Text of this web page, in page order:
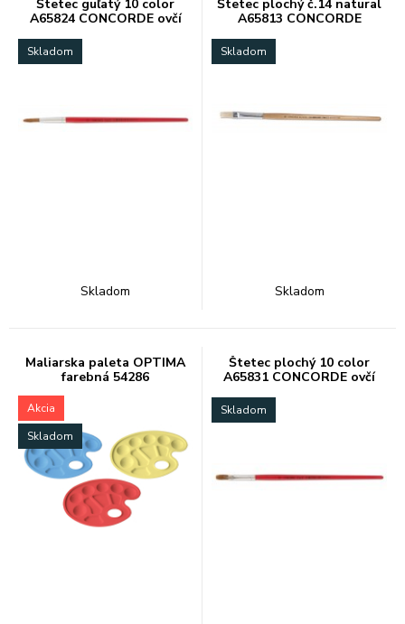
Štetec guľatý 10 color
A65824 CONCORDE ovčí
Skladom
Skladom
Štetec plochý č.14 natural
A65813 CONCORDE
Skladom
Skladom
Maliarska paleta OPTIMA
farebná 54286
Akcia
Skladom
Štetec plochý 10 color
A65831 CONCORDE ovčí
Skladom